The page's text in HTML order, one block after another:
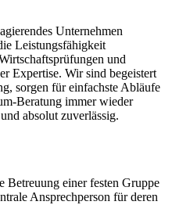
Unternehmen
Leistungsfähigkeit
und
Expertise. Wir sind begeistert
sorgen für einfachste Abläufe
Beratung immer wieder
absolut zuverlässig.
einer festen Gruppe
Ansprechperson für deren